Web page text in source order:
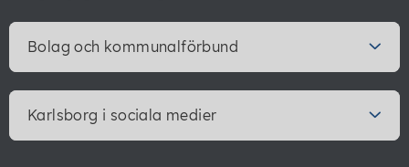
Bolag och kommunalförbund
Karlsborg i sociala medier